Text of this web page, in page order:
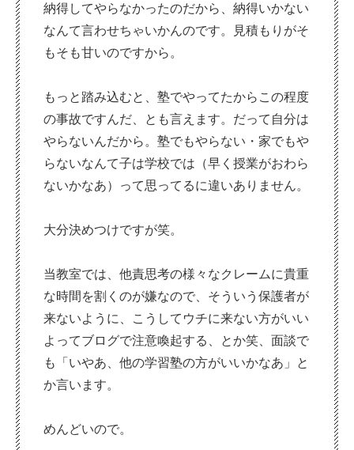
納得してやらなかったのだから、納得いかない
なんて言わせちゃいかんのです。見積もりがそ
もそも甘いのですから。
もっと踏み込むと、塾でやってたからこの程度
の事故ですんだ、とも言えます。だって自分は
やらないんだから。塾でもやらない・家でもや
らないなんて子は学校では（早く授業がおわら
ないかなあ）って思ってるに違いありません。
大分決めつけですが笑。
当教室では、他責思考の様々なクレームに貴重
な時間を割くのが嫌なので、そういう保護者が
来ないように、こうしてウチに来ない方がいい
よってブログで注意喚起する、とか笑、面談で
も「いやあ、他の学習塾の方がいいかなあ」と
か言います。
めんどいので。